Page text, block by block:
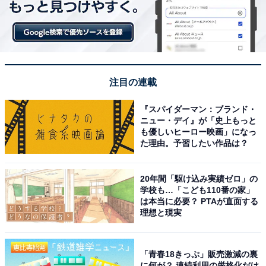
の学校もあり、長期の旅行に出かけるのは大変なこと。
旅行期間がネックでクルーズを諦めていたファミリー層
も多くいました。ディズニークルーズは日程的に参加が
次ページ
巨大客船が丸ごとディズニーの世
界観！
注目の連載
『スパイダーマン：ブランド・
ニュー・デイ』が「史上もっと
も優しいヒーロー映画」になっ
た理由。予習したい作品は？
20年間「駆け込み実績ゼロ」の
学校も…「こども110番の家」
は本当に必要？ PTAが直面する
理想と現実
「青春18きっぷ」販売激減の裏